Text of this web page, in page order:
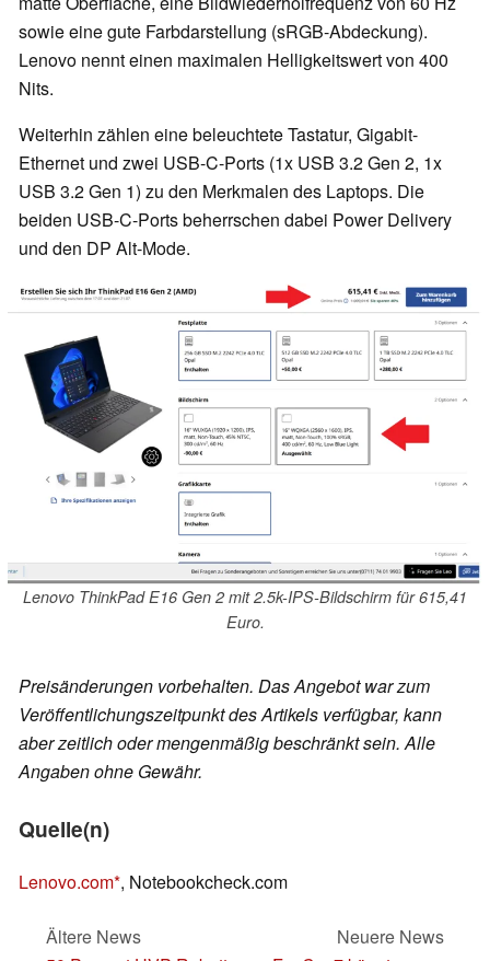
sowie eine gute Farbdarstellung (sRGB-Abdeckung).
Lenovo nennt einen maximalen Helligkeitswert von 400
Nits.
Weiterhin zählen eine beleuchtete Tastatur, Gigabit-
Ethernet und zwei USB-C-Ports (1x USB 3.2 Gen 2, 1x
USB 3.2 Gen 1) zu den Merkmalen des Laptops. Die
beiden USB-C-Ports beherrschen dabei Power Delivery
und den DP Alt-Mode.
Lenovo ThinkPad E16 Gen 2 mit 2.5k-IPS-Bildschirm für 615,41
Euro.
Preisänderungen vorbehalten. Das Angebot war zum
Veröffentlichungszeitpunkt des Artikels verfügbar, kann
aber zeitlich oder mengenmäßig beschränkt sein. Alle
Angaben ohne Gewähr.
Quelle(n)
Lenovo.com , Notebookcheck.com
Ältere News
Neuere News